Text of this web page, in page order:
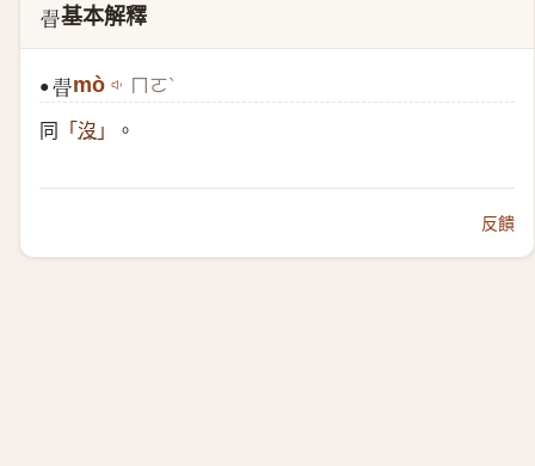
𣇶基本解釋
● 𣇶 mò ㄇㄛˋ
同 「 沒 」 。
反饋